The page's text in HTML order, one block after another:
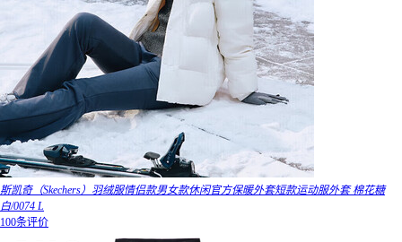
斯凯奇（Skechers）羽绒服情侣款男女款休闲官方保暖外套短款运动服外套 棉花糖
白/0074 L
100条评价